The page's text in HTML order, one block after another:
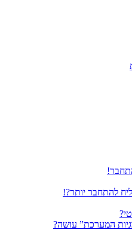
להתחבר יותר?!
המערכת” עושה?